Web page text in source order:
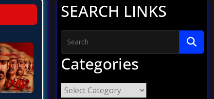
SEARCH LINKS
Categories